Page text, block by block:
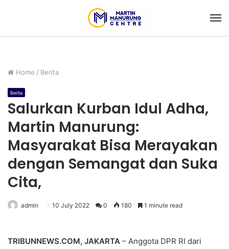
Home / Berita
Berita
Salurkan Kurban Idul Adha,
Martin Manurung:
Masyarakat Bisa Merayakan
dengan Semangat dan Suka
Cita,
admin 10 July 2022 0 180 1 minute read
TRIBUNNEWS.COM, JAKARTA – Anggota DPR RI dari